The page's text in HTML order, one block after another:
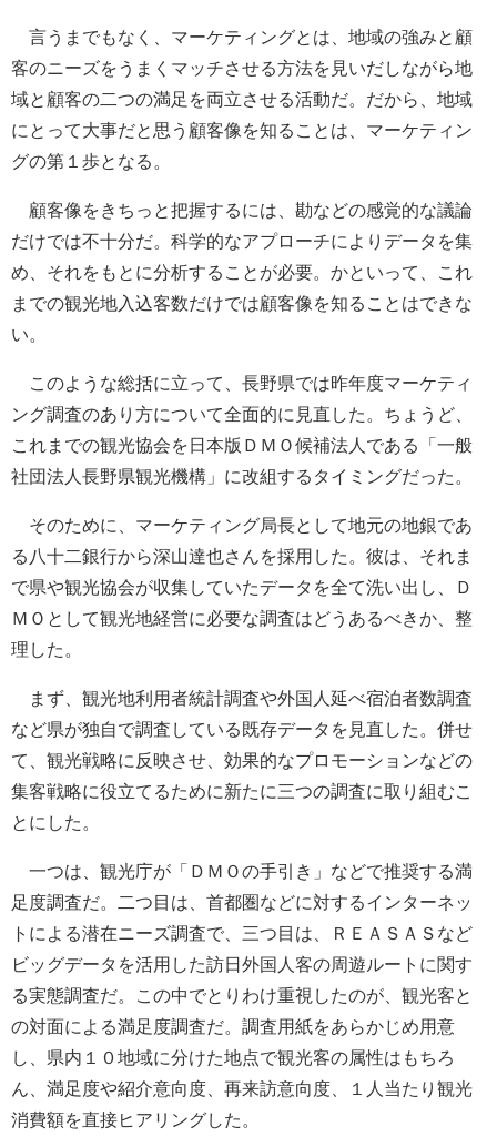
言うまでもなく、マーケティングとは、地域の強みと顧
客のニーズをうまくマッチさせる方法を見いだしながら地
域と顧客の二つの満足を両立させる活動だ。だから、地域
にとって大事だと思う顧客像を知ることは、マーケティン
グの第１歩となる。
顧客像をきちっと把握するには、勘などの感覚的な議論
だけでは不十分だ。科学的なアプローチによりデータを集
め、それをもとに分析することが必要。かといって、これ
までの観光地入込客数だけでは顧客像を知ることはできな
い。
このような総括に立って、長野県では昨年度マーケティ
ング調査のあり方について全面的に見直した。ちょうど、
これまでの観光協会を日本版ＤＭＯ候補法人である「一般
社団法人長野県観光機構」に改組するタイミングだった。
そのために、マーケティング局長として地元の地銀であ
る八十二銀行から深山達也さんを採用した。彼は、それま
で県や観光協会が収集していたデータを全て洗い出し、Ｄ
ＭＯとして観光地経営に必要な調査はどうあるべきか、整
理した。
まず、観光地利用者統計調査や外国人延べ宿泊者数調査
など県が独自で調査している既存データを見直した。併せ
て、観光戦略に反映させ、効果的なプロモーションなどの
集客戦略に役立てるために新たに三つの調査に取り組むこ
とにした。
一つは、観光庁が「ＤＭＯの手引き」などで推奨する満
足度調査だ。二つ目は、首都圏などに対するインターネッ
トによる潜在ニーズ調査で、三つ目は、ＲＥＡＳＡＳなど
ビッグデータを活用した訪日外国人客の周遊ルートに関す
る実態調査だ。この中でとりわけ重視したのが、観光客と
の対面による満足度調査だ。調査用紙をあらかじめ用意
し、県内１０地域に分けた地点で観光客の属性はもちろ
ん、満足度や紹介意向度、再来訪意向度、１人当たり観光
消費額を直接ヒアリングした。